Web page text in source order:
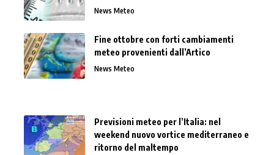
News Meteo
Fine ottobre con forti cambiamenti
meteo provenienti dall’Artico
News Meteo
Previsioni meteo per l’Italia: nel
weekend nuovo vortice mediterraneo e
ritorno del maltempo